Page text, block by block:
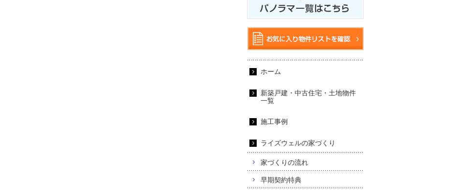
ホーム
新築戸建・中古住宅・土地物件
一覧
施工事例
ライズウェルの家づくり
家づくりの流れ
早期契約特典